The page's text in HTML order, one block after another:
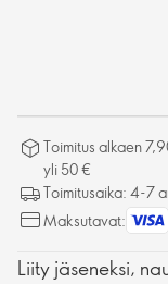
Toimitus alkaen
yli 50 €
Toimitusaika: 4-7
Maksutavat:
Liity jäseneksi,